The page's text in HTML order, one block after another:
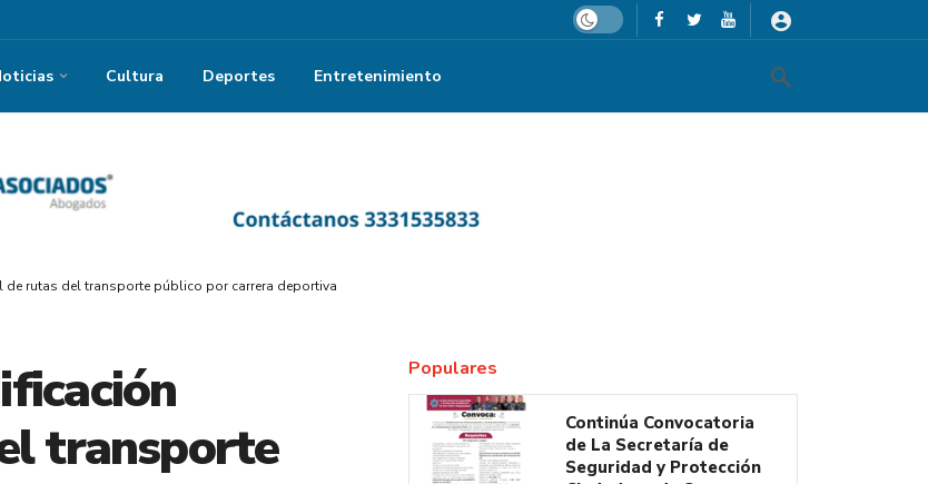
Dark mode
Cultura Deportes Entretenimiento
rutas del transporte público por carrera deportiva
transporte
Populares
Continúa Convocatoria
de La Secretaría de
Seguridad y Protección